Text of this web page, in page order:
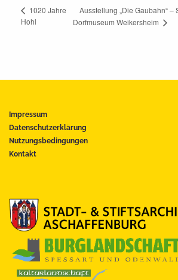
1020 Jahre
Hohl
Ausstellung „Die Gaubahn“ –
Dorfmuseum Weikersheim
Impressum
Datenschutzerklärung
Nutzungsbedingungen
Kontakt